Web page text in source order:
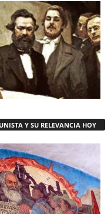
Y SU RELEVANCIA HOY